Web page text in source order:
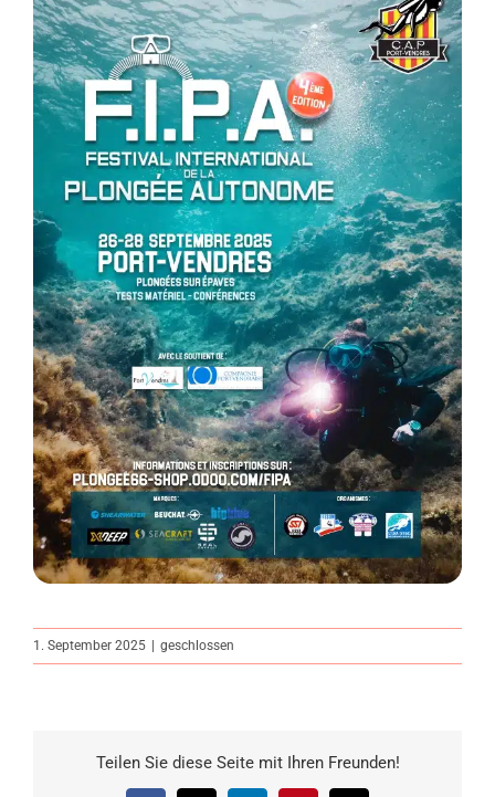
1. September 2025 geschlossen
Internationalen
Teilen Sie diese Seite mit Ihren Freunden!